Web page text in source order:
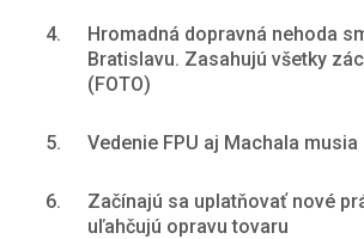
4.
Hromadná dopravná nehoda
Bratislavu. Zasahujú všetky
(FOTO)
5. Vedenie FPU aj Machala
6.
Začínajú sa uplatňovať nové
uľahčujú opravu tovaru